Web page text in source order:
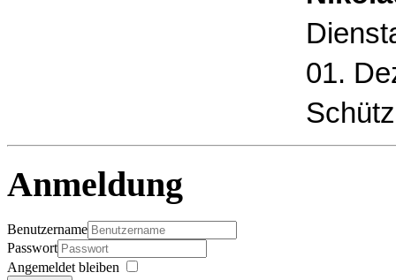
01.
Anmeldung
Benutzername
Passwort
Angemeldet bleiben